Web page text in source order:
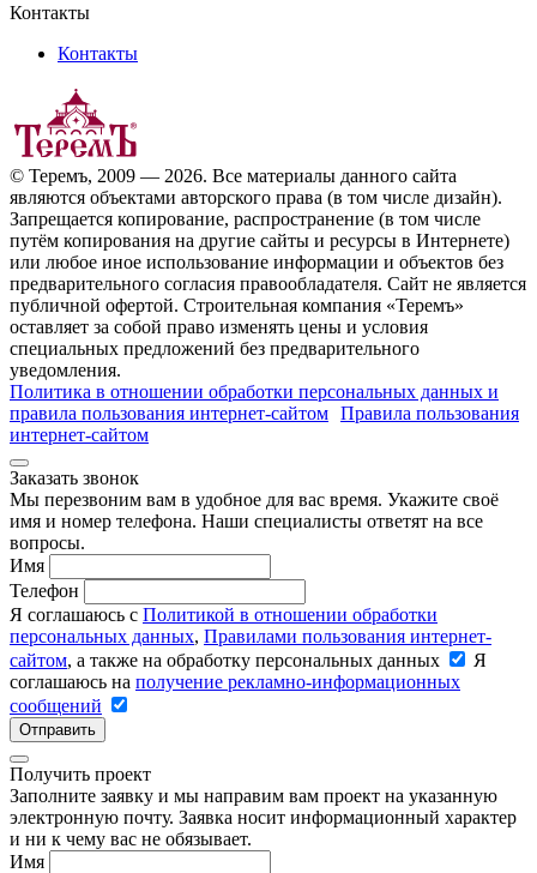
Контакты
Контакты
© Теремъ, 2009 — 2026. Все материалы данного сайта
являются объектами авторского права (в том числе дизайн).
Запрещается копирование, распространение (в том числе
путём копирования на другие сайты и ресурсы в Интернете)
или любое иное использование информации и объектов без
предварительного согласия правообладателя. Cайт не является
публичной офертой. Строительная компания «Теремъ»
оставляет за собой право изменять цены и условия
специальных предложений без предварительного
уведомления.
Политика в отношении обработки персональных данных и
правила пользования интернет-сайтом Правила пользования
интернет-сайтом
Заказать звонок
Мы перезвоним вам в удобное для вас время. Укажите своё
имя и номер телефона. Наши специалисты ответят на все
вопросы.
Имя
Телефон
Я соглашаюсь с Политикой в отношении обработки
персональных данных, Правилами пользования интернет-
сайтом, а также на обработку персональных данных
Я
соглашаюсь на получение рекламно-информационных
сообщений
Отправить
Получить проект
Заполните заявку и мы направим вам проект на указанную
электронную почту. Заявка носит информационный характер
и ни к чему вас не обязывает.
Имя